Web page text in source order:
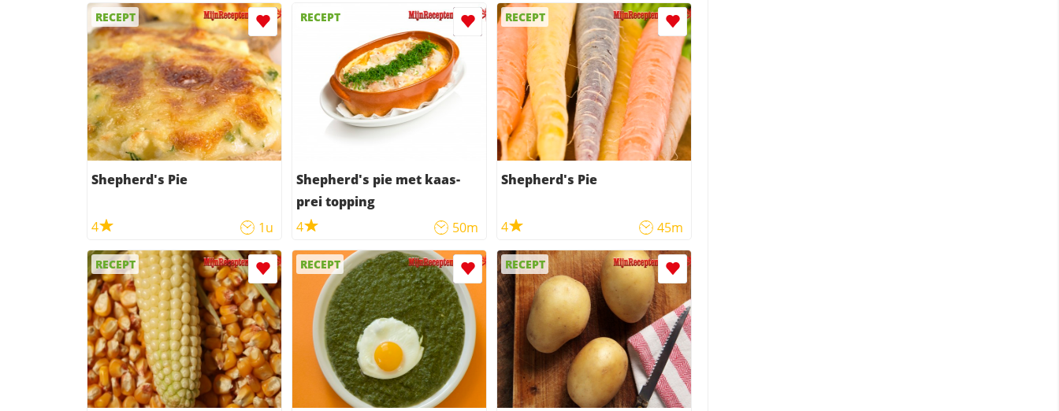
RECEPT
Shepherd's Pie
4 1u
RECEPT
Shepherd's pie met kaas-
prei topping
4
50m
RECEPT
Shepherd's Pie
4 45m
RECEPT RECEPT RECEPT